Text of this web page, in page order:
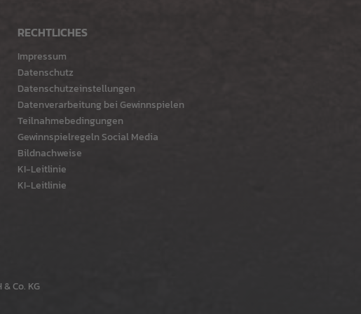
RECHTLICHES
Impressum
Datenschutz
Datenschutzeinstellungen
Datenverarbeitung bei Gewinnspielen
Teilnahmebedingungen
Gewinnspielregeln Social Media
Bildnachweise
KI-Leitlinie
KI-Leitlinie
Co. KG